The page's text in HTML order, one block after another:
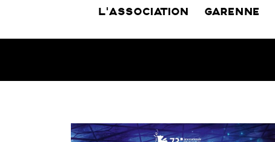
L’ASSOCIATION GARENNE